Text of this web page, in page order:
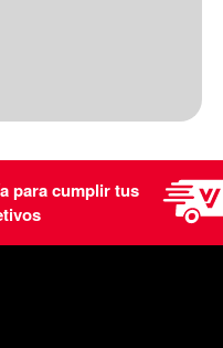
para cumplir tus